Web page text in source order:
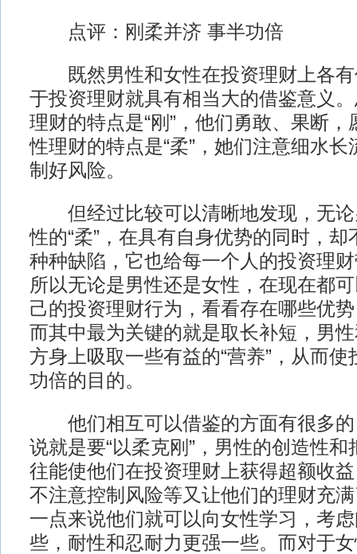
点评：刚柔并济 事半功倍
既然男性和女性在投资理财上各有
于投资理财就具有相当大的借鉴意义
理财的特点是“刚”，他们勇敢、果断
性理财的特点是“柔”，她们注意细水
制好风险。
但经过比较可以清晰地发现，无论
性的“柔”，在具有自身优势的同时，
种种缺陷，它也给每一个人的投资理
所以无论是男性还是女性，在现在都
己的投资理财行为，看看存在哪些优
而其中最为关键的就是取长补短，男
方身上吸取一些有益的“营养”，从而
功倍的目的。
他们相互可以借鉴的方面有很多的
说就是要“以柔克刚”，男性的创造性
往能使他们在投资理财上获得超额收
不注意控制风险等又让他们的理财充
一点来说他们就可以向女性学习，考
些，耐性和忍耐力更强一些。而对于